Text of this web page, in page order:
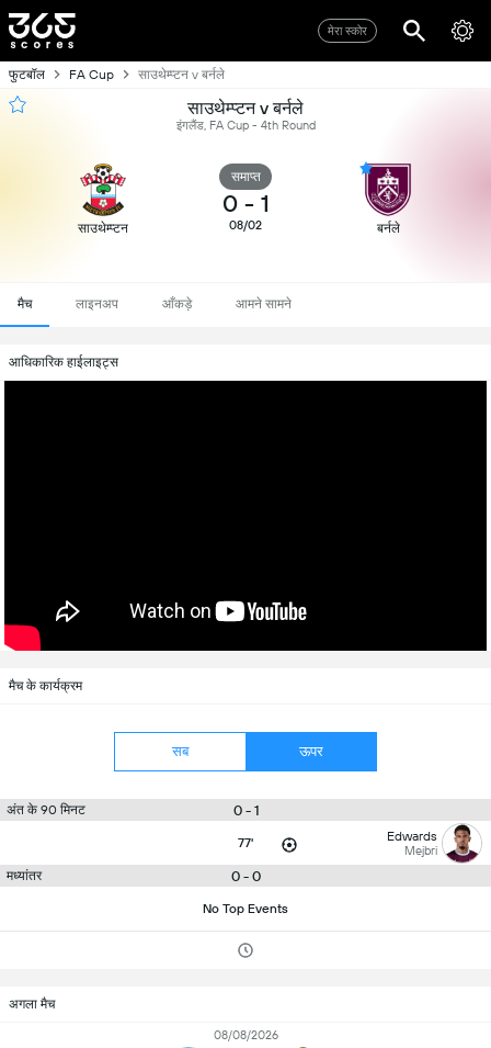
मेरा स्कोर
फुटबॉल FA Cup साउथेम्प्टन v बर्नले
साउथेम्प्टन v बर्नले
इंगलैंड, FA Cup - 4th Round
साउथेम्प्टन
समाप्त
0 - 1
08/02 बर्नले
मैच लाइनअप आँकड़े आमने सामने
आधिकारिक हाईलाइट्स
मैच के कार्यक्रम
सब ऊपर
अंत के 90 मिनट 0 - 1
77' Edwards
Mejbri
मध्यांतर 0 - 0
No Top Events
अगला मैच
08/08/2026